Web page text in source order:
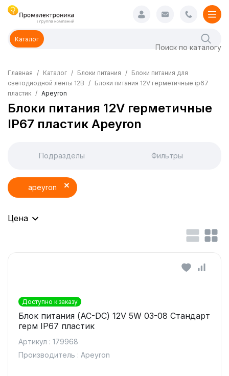
Каталог
Главная Каталог Блоки питания
Блоки питания для
светодиодной ленты 12В
Блоки питания 12V герметичные ip67
пластик
Apeyron
Блоки питания 12V герметичные
IP67 пластик Apeyron
Подразделы Фильтры
apeyron
Цена
Доступно к заказу
Блок питания (AC-DC) 12V 5W 03-08 Стандарт
герм IP67 пластик
Артикул : 179968
Производитель : Apeyron